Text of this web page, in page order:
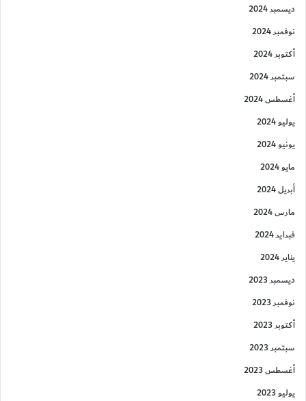
ديسمبر 2024
نوفمبر 2024
أكتوبر 2024
سبتمبر 2024
أغسطس 2024
يوليو 2024
يونيو 2024
مايو 2024
أبريل 2024
مارس 2024
فبراير 2024
يناير 2024
ديسمبر 2023
نوفمبر 2023
أكتوبر 2023
سبتمبر 2023
أغسطس 2023
يوليو 2023